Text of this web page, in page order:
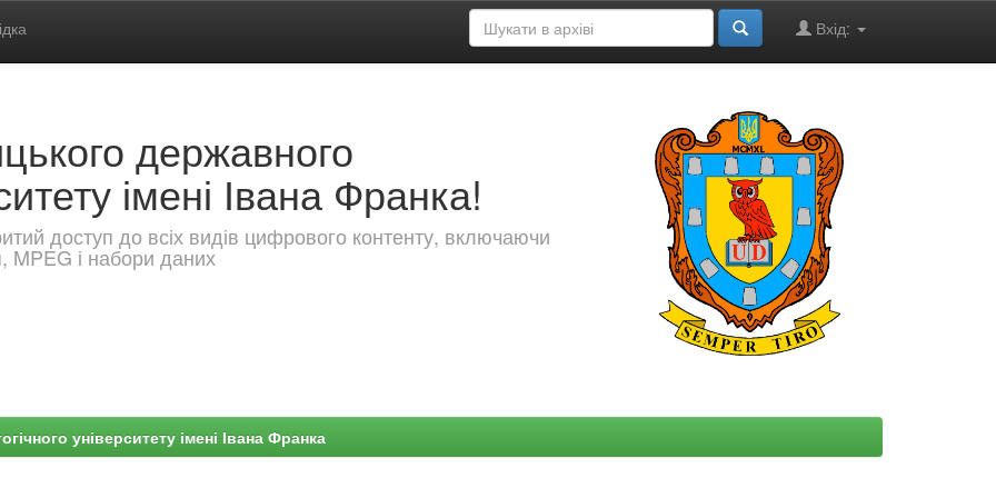
Вхід:
державного
імені Івана Франка!
доступ до всіх видів цифрового контенту, включаючи
MPEG і набори даних
університету імені Івана Франка